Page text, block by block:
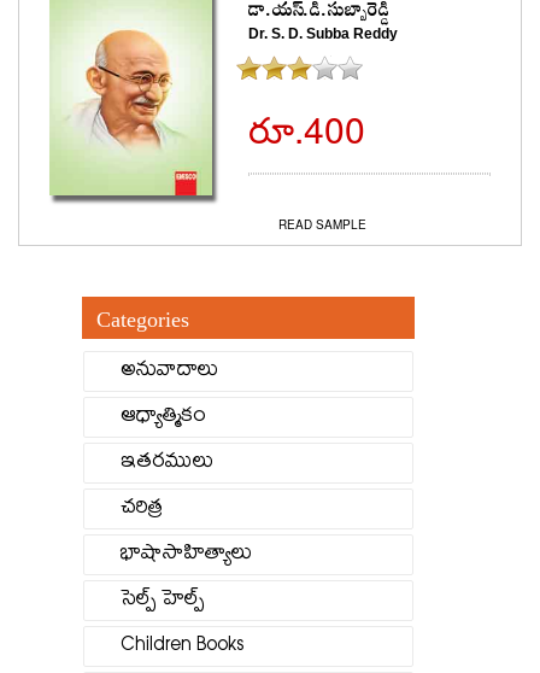
డా.యస్.డి.సుబ్బారెడ్డి
Dr. S. D. Subba Reddy
రూ.400
READ SAMPLE
Categories
అనువాదాలు
ఆధ్యాత్మికం
ఇతరములు
చరిత్ర
భాషాసాహిత్యాలు
సెల్ప్ హెల్ప్
Children Books